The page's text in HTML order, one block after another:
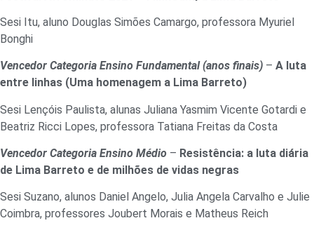
Sesi Itu, aluno Douglas Simões Camargo, professora Myuriel
Bonghi
Vencedor Categoria Ensino Fundamental (anos finais) – A luta
entre linhas (Uma homenagem a Lima Barreto)
Sesi Lençóis Paulista, alunas Juliana Yasmim Vicente Gotardi e
Beatriz Ricci Lopes, professora Tatiana Freitas da Costa
Vencedor Categoria Ensino Médio – Resistência: a luta diária
de Lima Barreto e de milhões de vidas negras
Sesi Suzano, alunos Daniel Angelo, Julia Angela Carvalho e Julie
Coimbra, professores Joubert Morais e Matheus Reich